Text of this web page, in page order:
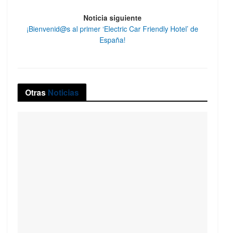
Noticia siguiente
¡Bienvenid@s al primer ‘Electric Car Friendly Hotel’ de
España!
Otras Noticias